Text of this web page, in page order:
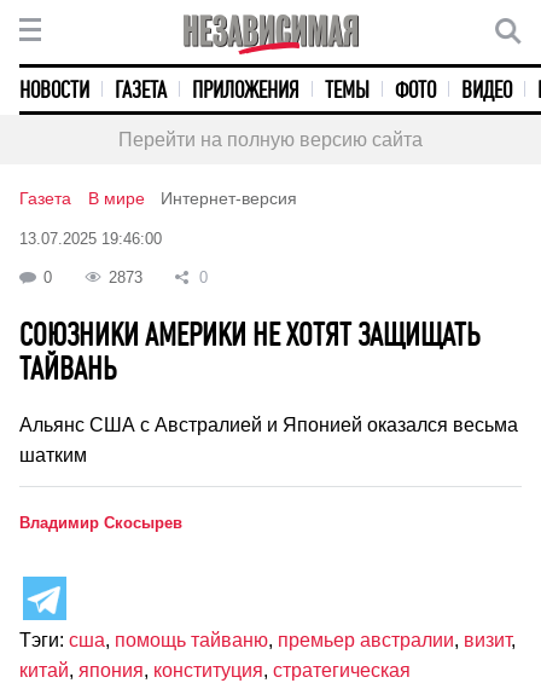
НОВОСТИ ГАЗЕТА ПРИЛОЖЕНИЯ ТЕМЫ ФОТО ВИДЕО
Перейти на полную версию сайта
Газета В мире Интернет-версия
13.07.2025 19:46:00
0 2873 0
СОЮЗНИКИ АМЕРИКИ НЕ ХОТЯТ ЗАЩИЩАТЬ
ТАЙВАНЬ
Альянс США с Австралией и Японией оказался весьма
шатким
Владимир Скосырев
Тэги: сша, помощь тайваню, премьер австралии, визит,
китай, япония, конституция, стратегическая